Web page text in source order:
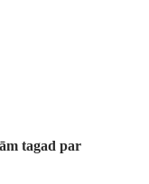
tagad par